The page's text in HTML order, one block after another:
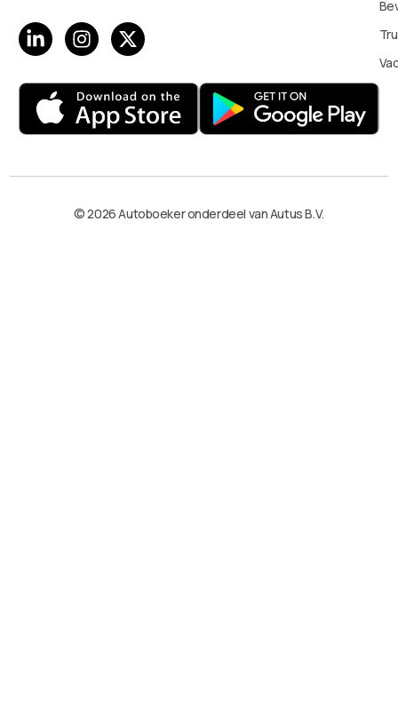
© 2026 Autoboeker onderdeel van Autus B.V.